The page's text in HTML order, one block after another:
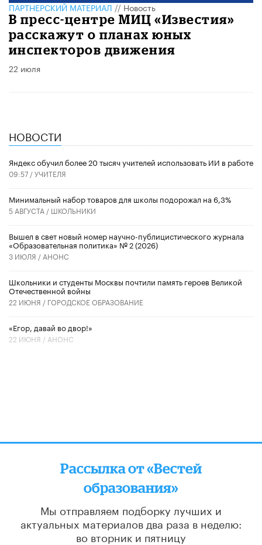
ПАРТНЕРСКИЙ МАТЕРИАЛ//Новость
​В пресс-центре МИЦ «Известия»
расскажут о планах юных
инспекторов движения
22 июля
НОВОСТИ
​Яндекс обучил более 20 тысяч учителей использовать ИИ в работе
09:57 /УЧИТЕЛЯ
Минимальный набор товаров для школы подорожал на 6,3%
5 АВГУСТА / ШКОЛЬНИКИ
Вышел в свет новый номер научно-публицистического журнала
«Образовательная политика» № 2 (2026)
3 ИЮЛЯ / АНОНС
Школьники и студенты Москвы почтили память героев Великой
Отечественной войны
22 ИЮНЯ / ГОРОДСКОЕ ОБРАЗОВАНИЕ
«Егор, давай во двор!»
22 ИЮНЯ / АНОНС
Рассылка от «Вестей
образования»
Мы отправляем подборку лучших и
актуальных материалов два раза в неделю:
во вторник и пятницу